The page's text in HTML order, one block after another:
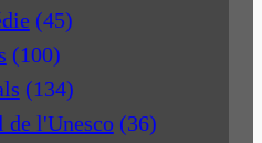
(45)
(100)
(134)
de l'Unesco (36)